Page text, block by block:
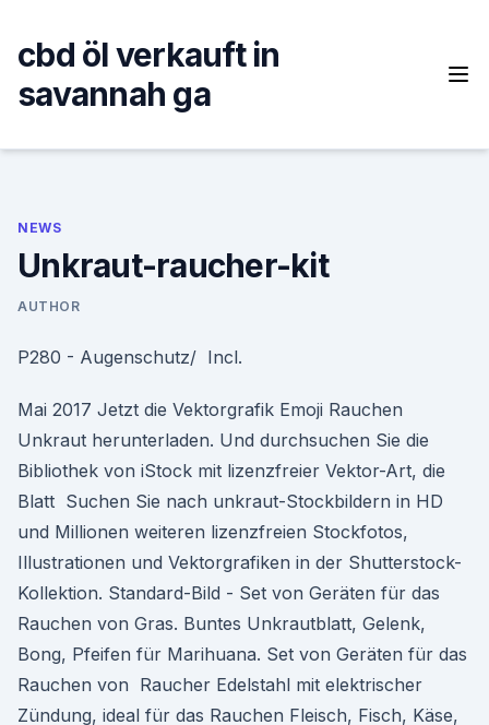
content
cbd öl verkauft in
savannah ga
NEWS
Unkraut-raucher-kit
AUTHOR
P280 - Augenschutz/ Incl.
Mai 2017 Jetzt die Vektorgrafik Emoji Rauchen
Unkraut herunterladen. Und durchsuchen Sie die
Bibliothek von iStock mit lizenzfreier Vektor-Art, die
Blatt Suchen Sie nach unkraut-Stockbildern in HD
und Millionen weiteren lizenzfreien Stockfotos,
Illustrationen und Vektorgrafiken in der Shutterstock-
Kollektion. Standard-Bild - Set von Geräten für das
Rauchen von Gras. Buntes Unkrautblatt, Gelenk,
Bong, Pfeifen für Marihuana. Set von Geräten für das
Rauchen von Raucher Edelstahl mit elektrischer
Zündung, ideal für das Rauchen Fleisch, Fisch, Käse,